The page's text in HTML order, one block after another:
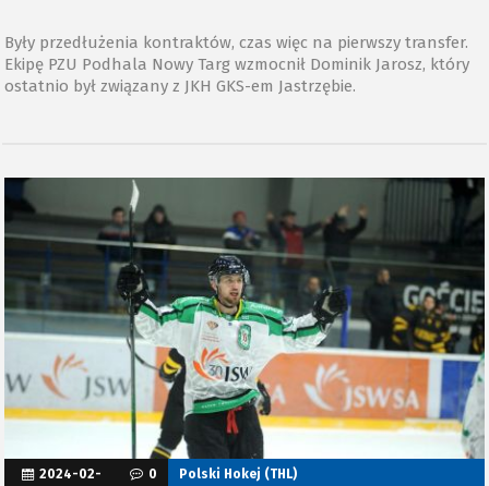
Były przedłużenia kontraktów, czas więc na pierwszy transfer.
Ekipę PZU Podhala Nowy Targ wzmocnił Dominik Jarosz, który
ostatnio był związany z JKH GKS-em Jastrzębie.
2024-02-
0 Polski Hokej (THL)